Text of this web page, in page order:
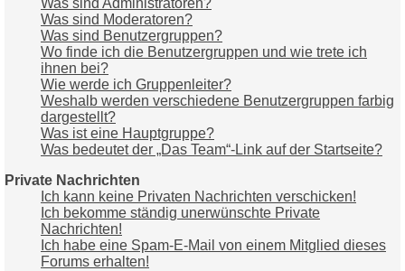
Was sind Administratoren?
Was sind Moderatoren?
Was sind Benutzergruppen?
Wo finde ich die Benutzergruppen und wie trete ich
ihnen bei?
Wie werde ich Gruppenleiter?
Weshalb werden verschiedene Benutzergruppen farbig
dargestellt?
Was ist eine Hauptgruppe?
Was bedeutet der „Das Team“-Link auf der Startseite?
Private Nachrichten
Ich kann keine Privaten Nachrichten verschicken!
Ich bekomme ständig unerwünschte Private
Nachrichten!
Ich habe eine Spam-E-Mail von einem Mitglied dieses
Forums erhalten!